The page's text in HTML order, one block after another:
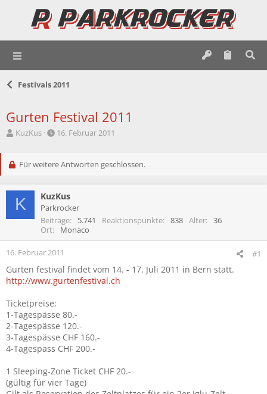
Festivals 2011
Gurten Festival 2011
E
t
l
e
r
KuzKus
E
t
l
t
a
m
16. Februar 2011
Für weitere Antworten geschlossen.
K KuzKus
Parkrocker
Beiträge
5.741 Reaktionspunkte 838 Alter
36
Ort
Monaco
16. Februar 2011 #1
Gurten festival findet vom 14. - 17. Juli 2011 in Bern statt.
http://www.gurtenfestival.ch
Ticketpreise:
1-Tagespässe 80.-
2-Tagespässe 120.-
3-Tagespässe CHF 160.-
4-Tagespass CHF 200.-
1 Sleeping-Zone Ticket CHF 20.-
(gültig für vier Tage)